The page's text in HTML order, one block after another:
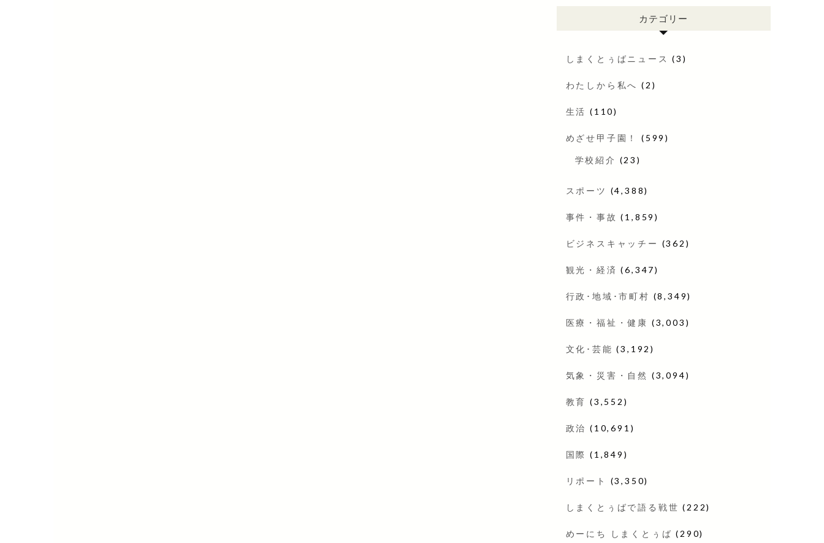
カテゴリー
しまくとぅばニュース (3)
わたしから私へ (2)
生活 (110)
めざせ甲子園！ (599)
学校紹介 (23)
スポーツ (4,388)
事件・事故 (1,859)
ビジネスキャッチー (362)
観光・経済 (6,347)
行政･地域･市町村 (8,349)
医療・福祉・健康 (3,003)
文化･芸能 (3,192)
気象・災害・自然 (3,094)
教育 (3,552)
政治 (10,691)
国際 (1,849)
リポート (3,350)
しまくとぅばで語る戦世 (222)
めーにち しまくとぅば (290)